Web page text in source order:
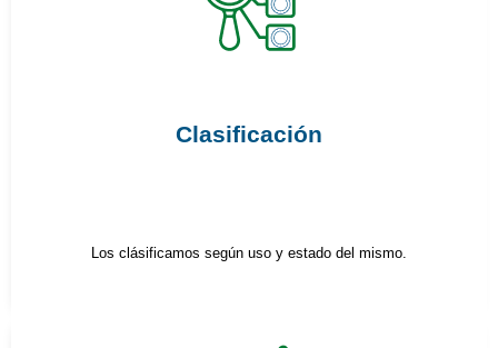
Clasificación
Los clásificamos según uso y estado del mismo.